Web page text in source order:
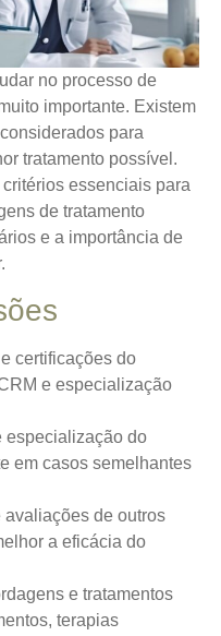
no processo de
importante. Existem
para
tratamento possível.
essenciais para
de tratamento
e a importância de
certificações do
e especialização
especialização do
em casos semelhantes
avaliações de outros
a eficácia do
e tratamentos
terapias